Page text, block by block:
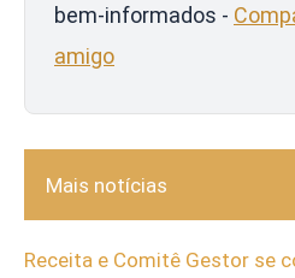
bem-informados -
amigo
Mais notícias
Receita e Comitê Gestor se